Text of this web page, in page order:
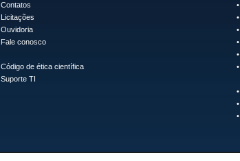
Contatos
Licitações
Ouvidoria
Fale conosco
Código de ética científica
Suporte TI
•
•
•
•
•
•
•
•
•